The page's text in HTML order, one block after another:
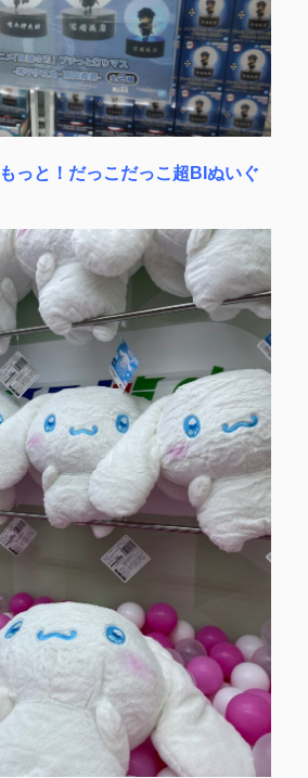
っと！だっこだっこ超BIぬいぐ